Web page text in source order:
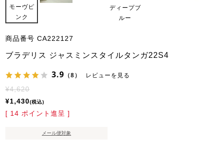
モーヴピ
ンク
ディープブ
ルー
商品番号 CA222127
ブラデリス ジャスミンスタイルタンガ22S4
3.9 （8） レビューを見る
¥4,620
¥1,430 税込
[ 14 ポイント進呈 ]
メール便対象